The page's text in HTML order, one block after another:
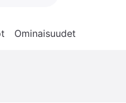
Ominaisuudet